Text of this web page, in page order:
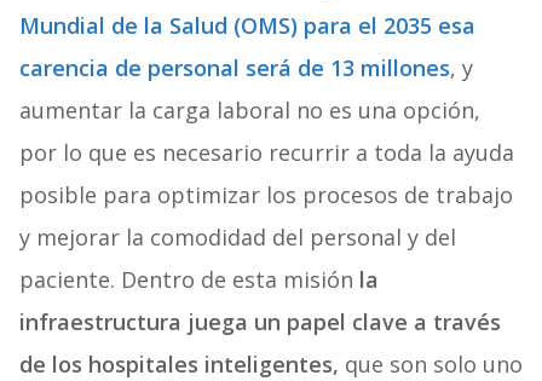
Mundial de la Salud (OMS) para el 2035 esa
carencia de personal será de 13 millones, y
aumentar la carga laboral no es una opción,
por lo que es necesario recurrir a toda la ayuda
posible para optimizar los procesos de trabajo
y mejorar la comodidad del personal y del
paciente. Dentro de esta misión la
infraestructura juega un papel clave a través
de los hospitales inteligentes, que son solo uno